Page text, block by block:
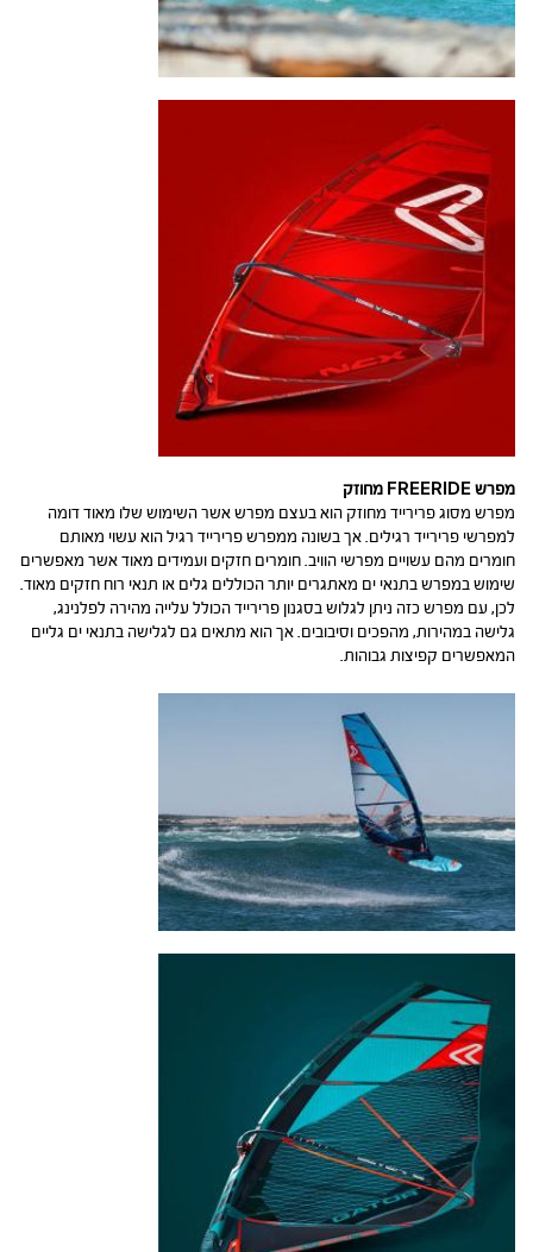
מפרש FREERIDE מחוזק
מפרש מסוג פרירייד מחוזק הוא בעצם מפרש אשר השימוש שלו מאוד דומה
למפרשי פרירייד רגילים. אך בשונה ממפרש פרירייד רגיל הוא עשוי מאותם
חומרים מהם עשויים מפרשי הוויב. חומרים חזקים ועמידים מאוד אשר מאפשרים
שימוש במפרש בתנאי ים מאתגרים יותר הכוללים גלים או תנאי רוח חזקים מאוד.
לכן, עם מפרש כזה ניתן לגלוש בסגנון פרירייד הכולל עלייה מהירה לפלנינג,
גלישה במהירות, מהפכים וסיבובים. אך הוא מתאים גם לגלישה בתנאי ים גליים
המאפשרים קפיצות גבוהות.